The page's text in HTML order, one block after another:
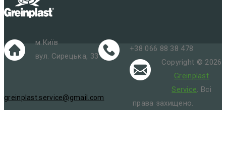
м.Київ
вул. Сирецька, 33
+38 066 88 38 478
greinplast.service@gmail.com
Copyright © 2026
Greinplast
Service. Всі
права захищено.